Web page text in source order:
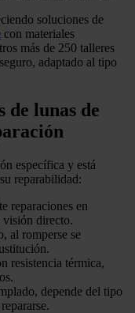
soluciones de
con materiales
más de 250 talleres
adaptado al tipo
de lunas de
específica y está
reparabilidad:
reparaciones en
visión directo.
al romperse se
resistencia térmica,
depende del tipo